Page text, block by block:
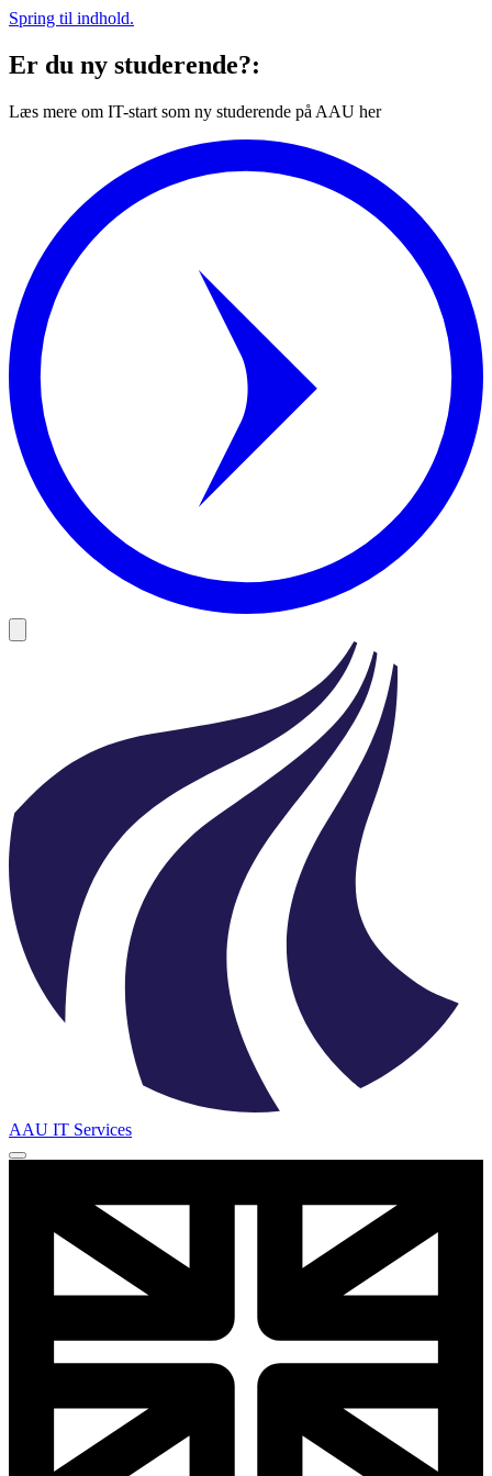
Spring til indhold.
Er du ny studerende?:
Læs mere om IT-start som ny studerende på AAU her
AAU IT Services